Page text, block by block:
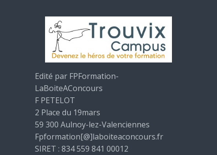
Edité par FPFormation-
LaBoiteAConcours
F PETELOT
2 Place du 19mars
59 300 Aulnoy-lez-Valenciennes
Fpformation[@]laboiteaconcours.fr
SIRET : 834 559 841 00012